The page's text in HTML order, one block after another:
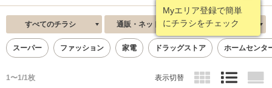
Myエリア登録で簡単
にチラシをチェック
すべてのチラシ 通販・ネットショップ 新着順
スーパー ファッション 家電 ドラッグストア ホームセンタ
1〜1/1枚 表示切替